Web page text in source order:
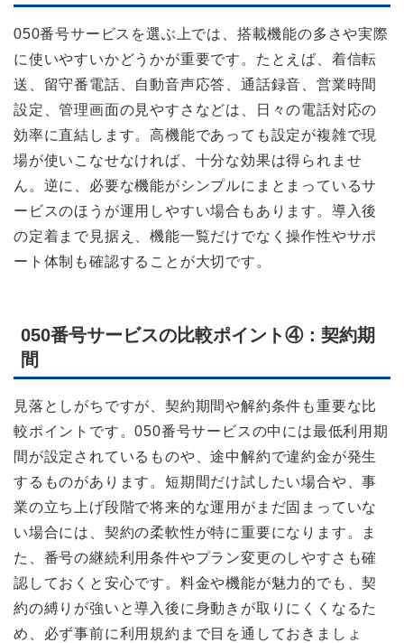
050番号サービスを選ぶ上では、搭載機能の多さや実際
に使いやすいかどうかが重要です。たとえば、着信転
送、留守番電話、自動音声応答、通話録音、営業時間
設定、管理画面の見やすさなどは、日々の電話対応の
効率に直結します。高機能であっても設定が複雑で現
場が使いこなせなければ、十分な効果は得られませ
ん。逆に、必要な機能がシンプルにまとまっているサ
ービスのほうが運用しやすい場合もあります。導入後
の定着まで見据え、機能一覧だけでなく操作性やサポ
ート体制も確認することが大切です。
050番号サービスの比較ポイント④：契約期
間
見落としがちですが、契約期間や解約条件も重要な比
較ポイントです。050番号サービスの中には最低利用期
間が設定されているものや、途中解約で違約金が発生
するものがあります。短期間だけ試したい場合や、事
業の立ち上げ段階で将来的な運用がまだ固まっていな
い場合には、契約の柔軟性が特に重要になります。ま
た、番号の継続利用条件やプラン変更のしやすさも確
認しておくと安心です。料金や機能が魅力的でも、契
約の縛りが強いと導入後に身動きが取りにくくなるた
め、必ず事前に利用規約まで目を通しておきましょ